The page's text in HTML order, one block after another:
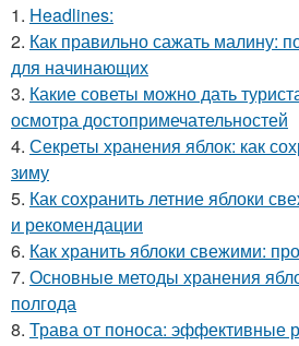
1. Headlines:
2. Как правильно сажать малину:
для начинающих
3. Какие советы можно дать
осмотра достопримечательностей
4. Секреты хранения яблок: как
зиму
5. Как сохранить летние яблоки
и рекомендации
6. Как хранить яблоки свежими:
7. Основные методы хранения
полгода
8. Трава от поноса: эффективные